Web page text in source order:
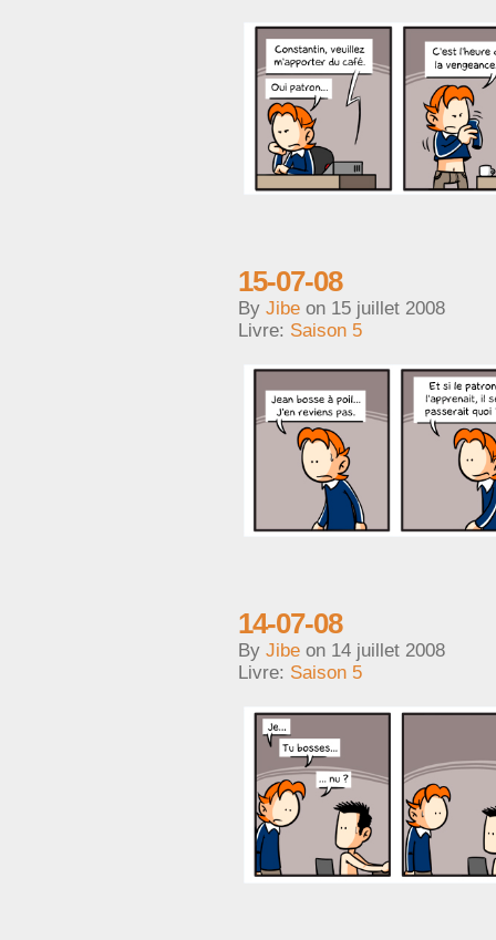
15-07-08
By Jibe on 15 juillet 2008
Livre: Saison 5
14-07-08
By Jibe on 14 juillet 2008
Livre: Saison 5